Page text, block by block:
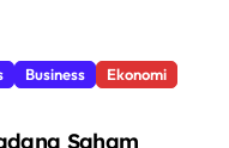
Rokok Ilegal
Business
Ekonomi
Saham